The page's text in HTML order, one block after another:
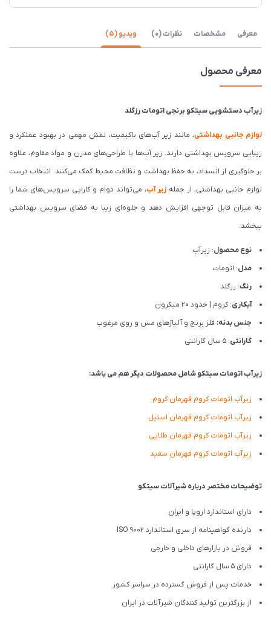
معرفی مشخصات نظرات (0) ویدیو (5)
معرفی محصول
زیرآب دستشویی سیتکو برنجی اتومات رزگلد
لوازم جانبی بهداشتی، مانند زیر آب‌های باکیفیت، نقش مهمی در بهبود عملکرد و
زیبایی سرویس بهداشتی دارند. زیر آب‌ها با طراحی‌های مدرن و مواد مقاوم، علاوه
بر جلوگیری از انسداد، به حفظ بهداشت و نظافت محیط کمک می‌کنند. انتخاب درست
لوازم جانبی بهداشتی، از جمله زیر آب، می‌تواند دوام و کارایی سرویس‌های شما را
به میزان قابل توجهی افزایش دهد و جلوه‌ای زیبا به فضای سرویس بهداشتی
ببخشد.
نوع محصول: زیرآب
مدل: اتومات
رنگ: رزگلد
آبکاری: کروم | حدود 20 میکرون
جنس بدنه: فلز برنج و آلیاژهای مس و روی مرغوب
گارانتی: 5 سال گارانتی
زیرآب اتومات سیتکو شامل محصولات دیگر هم می باشد:
زیرآب اتومات کروم قهرمان کروم
زیرآب اتومات کروم قهرمان استیل
زیرآب اتومات کروم قهرمان طلایی
زیرآب اتومات کروم قهرمان سفید
توضیحات مختصر درباره شیرآلات سیتکو
دارای استاندارد اروپا و ایران
دارنده گواهینامه از سری استاندارد ISO 9002
فروش در بازارهای داخلی و خارجی
دارای 5 سال گارانتی
خدمات پس از فروش گسترده در سراسر کشور
از بزرگترین تولید کنندگان شیرآلات در ایران